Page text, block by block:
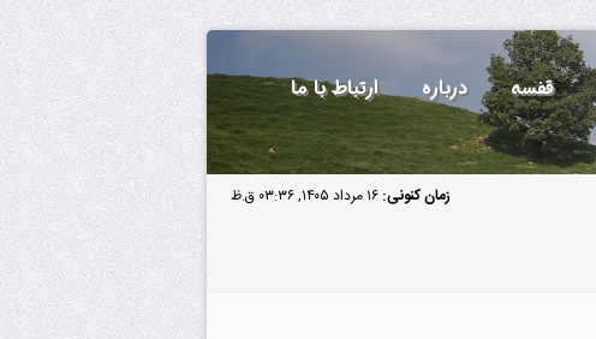
قفسه درباره ارتباط با ما
زمان کنونی: ۱۶ مرداد ۱۴۰۵, ۰۳:۳۶ ق.ظ